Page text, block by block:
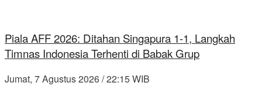
Piala AFF 2026: Ditahan Singapura 1-1, Langkah
Timnas Indonesia Terhenti di Babak Grup
Jumat, 7 Agustus 2026 / 22:15 WIB